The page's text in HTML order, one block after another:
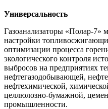
Универсальность
Газоанализаторы «Полар-7»
настройки
оптимизации процесса
экологического контроля
выбросов на предприятиях
нефтегазодобывающей,
нефтехимической,
целлюлозно-бумажной,
промышленности.